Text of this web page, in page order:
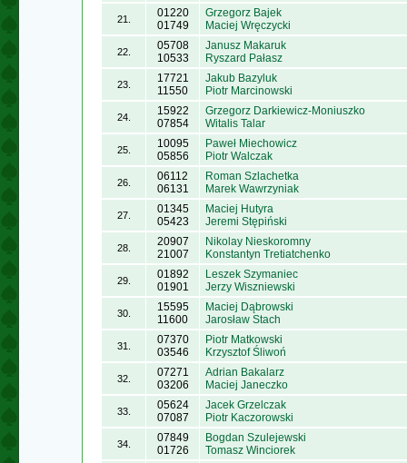
21.
01220
01749
Grzegorz Bajek
Maciej Wręczycki
22.
05708
10533
Janusz Makaruk
Ryszard Pałasz
23.
17721
11550
Jakub Bazyluk
Piotr Marcinowski
24.
15922
07854
Grzegorz Darkiewicz-Moniuszko
Witalis Talar
25.
10095
05856
Paweł Miechowicz
Piotr Walczak
26.
06112
06131
Roman Szlachetka
Marek Wawrzyniak
27.
01345
05423
Maciej Hutyra
Jeremi Stępiński
28.
20907
21007
Nikolay Nieskoromny
Konstantyn Tretiatchenko
29.
01892
01901
Leszek Szymaniec
Jerzy Wiszniewski
30.
15595
11600
Maciej Dąbrowski
Jarosław Stach
31.
07370
03546
Piotr Matkowski
Krzysztof Śliwoń
32.
07271
03206
Adrian Bakalarz
Maciej Janeczko
33.
05624
07087
Jacek Grzelczak
Piotr Kaczorowski
34.
07849
01726
Bogdan Szulejewski
Tomasz Winciorek